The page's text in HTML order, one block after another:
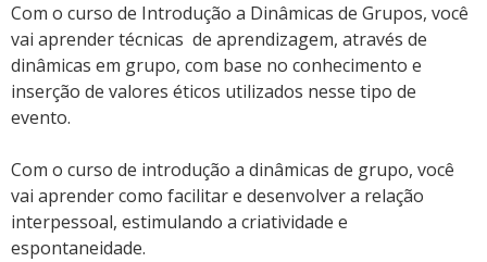
Com o curso de Introdução a Dinâmicas de Grupos, você
vai aprender técnicas de aprendizagem, através de
dinâmicas em grupo, com base no conhecimento e
inserção de valores éticos utilizados nesse tipo de
evento.
Com o curso de introdução a dinâmicas de grupo, você
vai aprender como facilitar e desenvolver a relação
interpessoal, estimulando a criatividade e
espontaneidade.